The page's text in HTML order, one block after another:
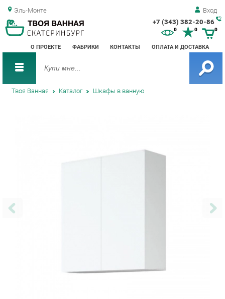
Эль-Монте Вход
+7 (343) 382-20-86
О ПРОЕКТЕ ФАБРИКИ КОНТАКТЫ ОПЛАТА И ДОСТАВКА
0 0
Твоя Ванная Каталог Шкафы в ванную